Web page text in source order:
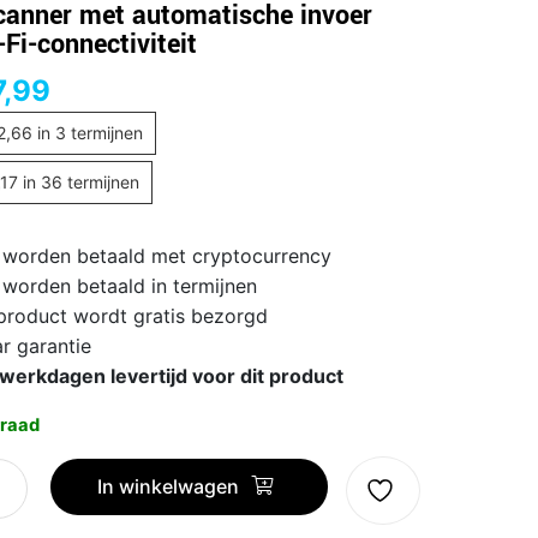
met automatische invoer
Fi-connectiviteit
in 3 termijnen
in 36 termijnen
worden betaald met cryptocurrency
worden betaald in termijnen
wordt gratis bezorgd
garantie
levertijd voor dit product
In winkelwagen